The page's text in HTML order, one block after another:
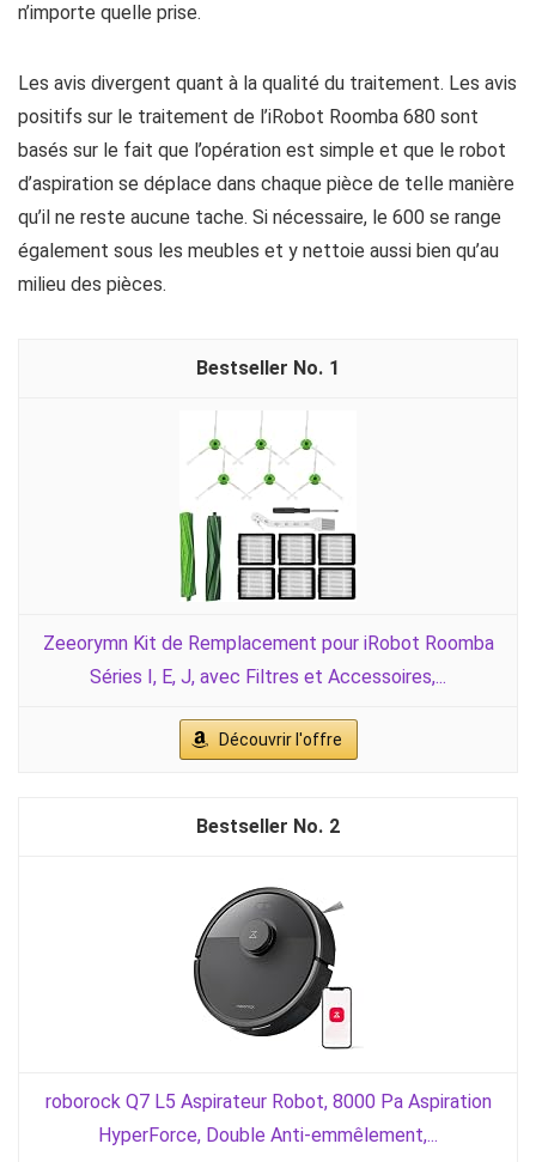
n’importe quelle prise.
Les avis divergent quant à la qualité du traitement. Les avis
positifs sur le traitement de l’iRobot Roomba 680 sont
basés sur le fait que l’opération est simple et que le robot
d’aspiration se déplace dans chaque pièce de telle manière
qu’il ne reste aucune tache. Si nécessaire, le 600 se range
également sous les meubles et y nettoie aussi bien qu’au
milieu des pièces.
1
Zeeorymn Kit de Remplacement pour iRobot Roomba
Séries I, E, J, avec Filtres et Accessoires,...
Découvrir l'offre
2
roborock Q7 L5 Aspirateur Robot, 8000 Pa Aspiration
HyperForce, Double Anti-emmêlement,...